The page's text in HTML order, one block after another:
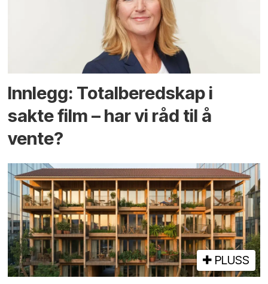
Innlegg: Totalberedskap i
sakte film – har vi råd til å
vente?
PLUSS